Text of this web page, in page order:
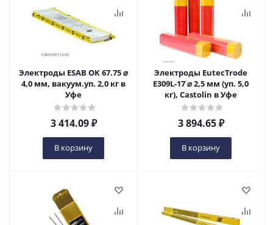
Электроды ESAB OK 67.75 ⌀
4,0 мм, вакуум.уп. 2,0 кг в
Уфе
3 414.09₽
В корзину
Электроды EutecTrode
E309L-17 ⌀ 2,5 мм (уп. 5,0
кг), Castolin в Уфе
3 894.65₽
В корзину